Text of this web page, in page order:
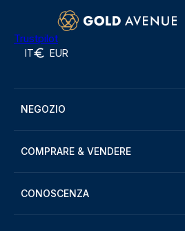
Trustpilot
IT EUR
NEGOZIO
COMPRARE & VENDERE
CONOSCENZA